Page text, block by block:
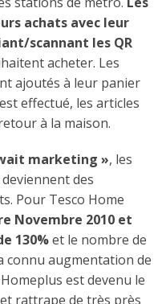
achats avec leur
scannant les QR
acheter. Les
ajoutés à leur panier
effectué, les articles
à la maison.
marketing », les
des
Pour Tesco Home
Novembre 2010 et
130%et le nombre de
connu augmentation de
est devenu le
rattrape de très près